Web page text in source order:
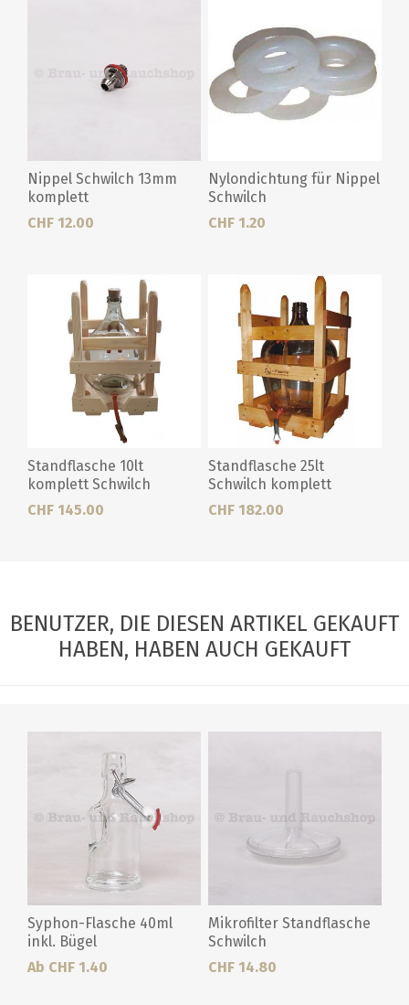
Nippel Schwilch 13mm
komplett
CHF 12.00
Nylondichtung für Nippel
Schwilch
CHF 1.20
Standflasche 10lt
komplett Schwilch
CHF 145.00
Standflasche 25lt
Schwilch komplett
CHF 182.00
BENUTZER, DIE DIESEN ARTIKEL GEKAUFT
HABEN, HABEN AUCH GEKAUFT
Syphon-Flasche 40ml
inkl. Bügel
Ab CHF 1.40
Mikrofilter Standflasche
Schwilch
CHF 14.80